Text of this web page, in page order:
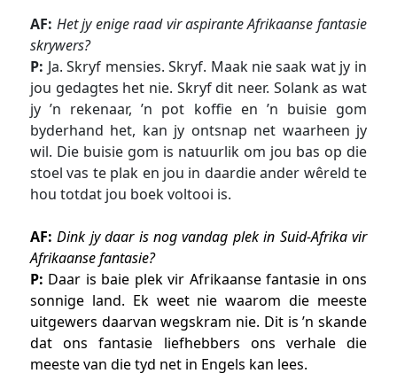
AF: Het jy enige raad vir aspirante Afrikaanse fantasie
skrywers?
P: Ja. Skryf mensies. Skryf. Maak nie saak wat jy in
jou gedagtes het nie. Skryf dit neer. Solank as wat
jy ’n rekenaar, ’n pot koffie en ’n buisie gom
byderhand het, kan jy ontsnap net waarheen jy
wil. Die buisie gom is natuurlik om jou bas op die
stoel vas te plak en jou in daardie ander wêreld te
hou totdat jou boek voltooi is.
AF: Dink jy daar is nog vandag plek in Suid-Afrika vir
Afrikaanse fantasie?
P: Daar is baie plek vir Afrikaanse fantasie in ons
sonnige land. Ek weet nie waarom die meeste
uitgewers daarvan wegskram nie. Dit is ’n skande
dat ons fantasie liefhebbers ons verhale die
meeste van die tyd net in Engels kan lees.